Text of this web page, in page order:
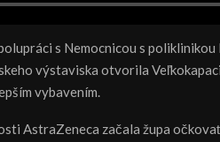
s Nemocnicou s
výstaviska otvorila
vybavením.
AstraZeneca začala župa